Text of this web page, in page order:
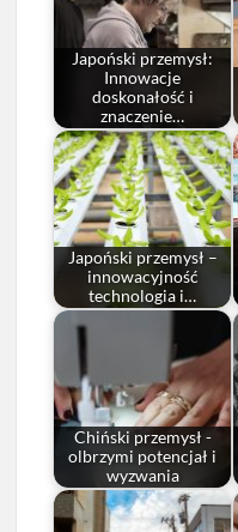
Japoński przemysł:
Innowacje
doskonałość i
znaczenie…
Japoński przemysł –
innowacyjność
technologia i…
Chiński przemysł -
olbrzymi potencjał i
wyzwania